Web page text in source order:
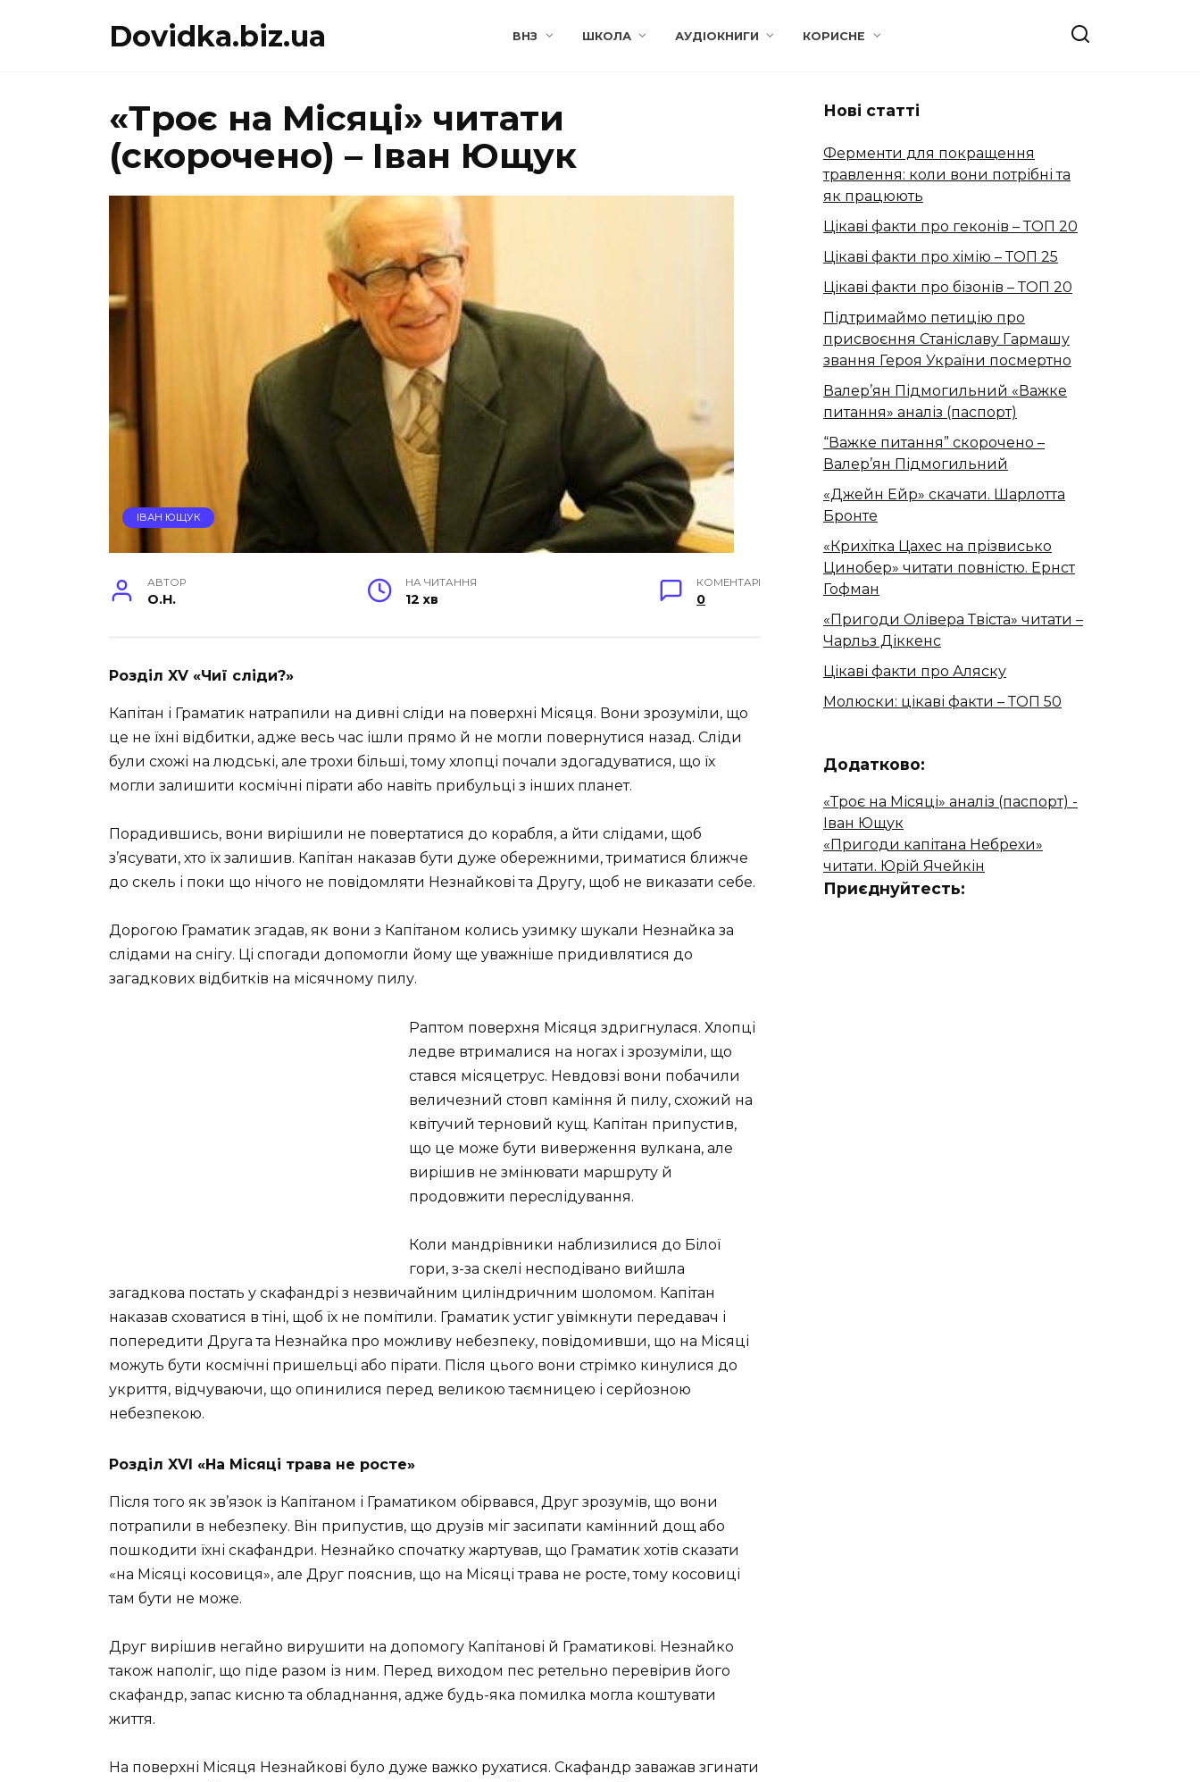
Dovidka.biz.ua ВНЗ ШКОЛА АУДІОКНИГИ КОРИСНЕ
«Троє на Місяці» читати
(скорочено) – Іван Ющук
ІВАН ЮЩУК
АВТОР
O.H.
НА ЧИТАННЯ
12 хв
КОМЕНТАРІ
0
Розділ XV «Чиї сліди?»
Капітан і Граматик натрапили на дивні сліди на поверхні Місяця. Вони зрозуміли, що
це не їхні відбитки, адже весь час ішли прямо й не могли повернутися назад. Сліди
були схожі на людські, але трохи більші, тому хлопці почали здогадуватися, що їх
могли залишити космічні пірати або навіть прибульці з інших планет.
Порадившись, вони вирішили не повертатися до корабля, а йти слідами, щоб
з’ясувати, хто їх залишив. Капітан наказав бути дуже обережними, триматися ближче
до скель і поки що нічого не повідомляти Незнайкові та Другу, щоб не виказати себе.
Дорогою Граматик згадав, як вони з Капітаном колись узимку шукали Незнайка за
слідами на снігу. Ці спогади допомогли йому ще уважніше придивлятися до
загадкових відбитків на місячному пилу.
Раптом поверхня Місяця здригнулася. Хлопці
ледве втрималися на ногах і зрозуміли, що
стався місяцетрус. Невдовзі вони побачили
величезний стовп каміння й пилу, схожий на
квітучий терновий кущ. Капітан припустив,
що це може бути виверження вулкана, але
вирішив не змінювати маршруту й
продовжити переслідування.
Коли мандрівники наблизилися до Білої
гори, з-за скелі несподівано вийшла
загадкова постать у скафандрі з незвичайним циліндричним шоломом. Капітан
наказав сховатися в тіні, щоб їх не помітили. Граматик устиг увімкнути передавач і
попередити Друга та Незнайка про можливу небезпеку, повідомивши, що на Місяці
можуть бути космічні пришельці або пірати. Після цього вони стрімко кинулися до
укриття, відчуваючи, що опинилися перед великою таємницею і серйозною
небезпекою.
Розділ XVI «На Місяці трава не росте»
Після того як зв’язок із Капітаном і Граматиком обірвався, Друг зрозумів, що вони
потрапили в небезпеку. Він припустив, що друзів міг засипати камінний дощ або
пошкодити їхні скафандри. Незнайко спочатку жартував, що Граматик хотів сказати
«на Місяці косовиця», але Друг пояснив, що на Місяці трава не росте, тому косовиці
там бути не може.
Друг вирішив негайно вирушити на допомогу Капітанові й Граматикові. Незнайко
також наполіг, що піде разом із ним. Перед виходом пес ретельно перевірив його
скафандр, запас кисню та обладнання, адже будь-яка помилка могла коштувати
життя.
На поверхні Місяця Незнайкові було дуже важко рухатися. Скафандр заважав згинати
Нові статті
Ферменти для покращення
травлення: коли вони потрібні та
як працюють
Цікаві факти про геконів – ТОП 20
Цікаві факти про хімію – ТОП 25
Цікаві факти про бізонів – ТОП 20
Підтримаймо петицію про
присвоєння Станіславу Гармашу
звання Героя України посмертно
Валер’ян Підмогильний «Важке
питання» аналіз (паспорт)
“Важке питання” скорочено –
Валер’ян Підмогильний
«Джейн Ейр» скачати. Шарлотта
Бронте
«Крихітка Цахес на прізвисько
Цинобер» читати повністю. Ернст
Гофман
«Пригоди Олівера Твіста» читати –
Чарльз Діккенс
Цікаві факти про Аляску
Молюски: цікаві факти – ТОП 50
Додатково:
«Троє на Місяці» аналіз (паспорт) -
Іван Ющук
«Пригоди капітана Небрехи»
читати. Юрій Ячейкін
Приєднуйтесть: